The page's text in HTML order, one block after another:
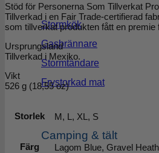
Stormkök
Gasbrännare
Stormtändare
Frystorkad mat
Camping & tält
Stöd för Personerna Som Tillverkat
Tillverkad i en Fair Trade-certifierad
som tillverkat produkten fått en premie
Ursprungsland
Tillverkad i Mexiko.
Vikt
526 g (18,55 oz)
Storlek M, L, XL, S
Färg Lagom Blue, Gravel